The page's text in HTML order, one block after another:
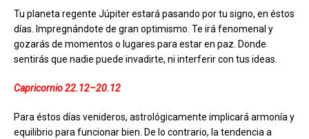
Tu planeta regente Júpiter estará pasando por tu signo, en éstos
días. Impregnándote de gran optimismo. Te irá fenomenal y
gozarás de momentos o lugares para estar en paz. Donde
sentirás que nadie puede invadirte, ni interferir con tus ideas.
Capricornio 22.12–20.12
Para éstos días venideros, astrológicamente implicará armonía y
equilibrio para funcionar bien. De lo contrario, la tendencia a